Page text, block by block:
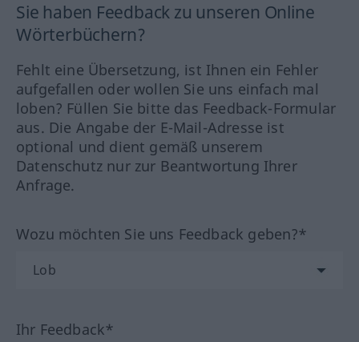
Sie haben Feedback zu unseren Online
Wörterbüchern?
Fehlt eine Übersetzung, ist Ihnen ein Fehler
aufgefallen oder wollen Sie uns einfach mal
loben? Füllen Sie bitte das Feedback-Formular
aus. Die Angabe der E-Mail-Adresse ist
optional und dient gemäß unserem
Datenschutz nur zur Beantwortung Ihrer
Anfrage.
Wozu möchten Sie uns Feedback geben?*
Ihr Feedback*